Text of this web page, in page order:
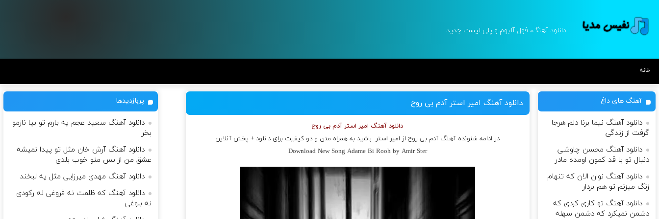
دانلود آهنگ، فول آلبوم و پلی لیست جدید
خانه
دانلود آهنگ امیر استر آدم بی روح
دانلود آهنگ امیر استر آدم بی روح
در ادامه شنونده آهنگ آدم بی روح از امیر استر
باشید به همراه متن و دو کیفیت برای دانلود + پخش آنلاین
Download New Song Adame Bi Rooh by Amir Ster
آهنگ های داغ
دانلود آهنگ نیما برنا دلم هرجا
گرفت از زندگی
دانلود آهنگ محسن چاوشی
دنبال تو با قد کمون اومده مادر
دانلود آهنگ نوان الان که تنهام
زنگ میزنم تو هم بردار
دانلود آهنگ تو کاری کردی که
دشمن نمیکرد که دشمن سهله
پربازدیدها
دانلود آهنگ سعید عجم یه بارم تو بیا نازمو
بخر
دانلود آهنگ آرش خان مثل تو پیدا نمیشه
عشق من از بس منو خوب بلدی
دانلود آهنگ مهدی میرزایی مثل یه لبخند
دانلود آهنگ که ظلمت نه فروغی نه رکودی
نه بلوغی